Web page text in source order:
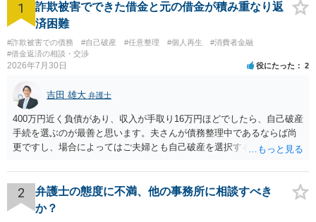
1
詐欺被害でできた借金と元の借金が積み重なり返
済困難
#詐欺被害での債務 #自己破産 #任意整理 #個人再生
#消費者金融
#借金返済の相談・交渉
2026年7月30日 役にたった 2
吉田 雄大 弁護士
400万円近く負債があり、収入が手取り16万円ほどでしたら、自己破産
手続を選ぶのが最善と思います。夫さんが債務整理中であるならば尚
更ですし、場合によってはご夫婦とも自己破産を選択する方法もある
2
弁護士の態度に不満、他の事務所に相談すべき
か？